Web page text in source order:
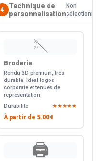
4
Technique de
personnalisation
Non
sélectionné
🪡
Broderie
Rendu 3D premium, très
durable. Idéal logos
corporate et tenues de
représentation.
Durabilité
★★★★★
À partir de 5.00 €
🖨️